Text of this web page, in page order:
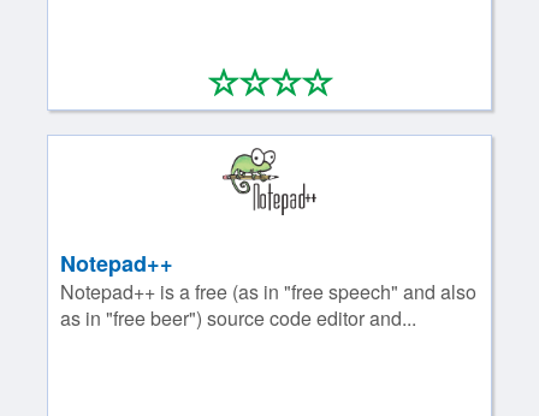
****
0/4
Notepad++
Notepad++ is a free (as in "free speech" and also
as in "free beer") source code editor and...